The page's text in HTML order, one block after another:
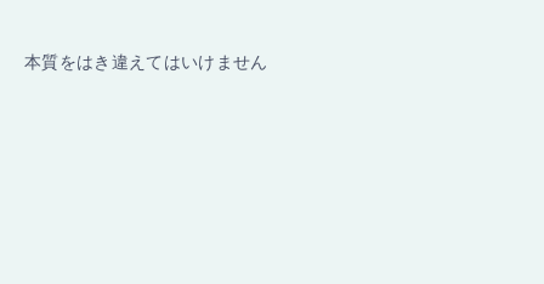
本質をはき違えてはいけません